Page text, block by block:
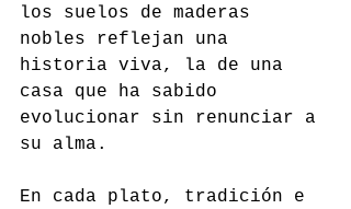
los suelos de maderas
nobles reflejan una
historia viva, la de una
casa que ha sabido
evolucionar sin renunciar a
su alma.
En cada plato, tradición e